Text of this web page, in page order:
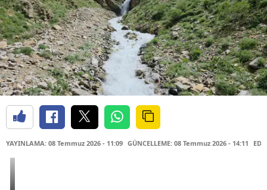
YAYINLAMA: 08 Temmuz 2026 - 11:09 GÜNCELLEME: 08 Temmuz 2026 - 14:11